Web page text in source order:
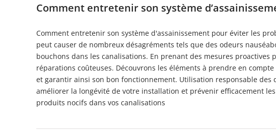
Comment entretenir son système
Comment entretenir son système d'assainissement pour éviter les
peut causer de nombreux désagréments tels que des odeurs
bouchons dans les canalisations. En prenant des mesures
réparations coûteuses. Découvrons les éléments à prendre en
et garantir ainsi son bon fonctionnement. Utilisation responsable
améliorer la longévité de votre installation et prévenir efficacement
produits nocifs dans vos canalisations